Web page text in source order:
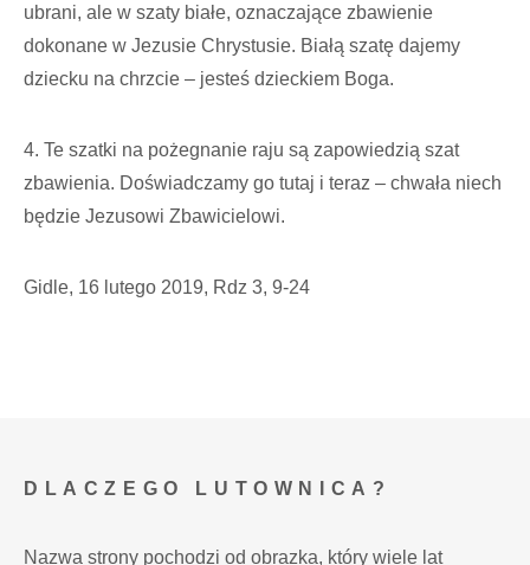
ubrani, ale w szaty białe, oznaczające zbawienie
dokonane w Jezusie Chrystusie. Białą szatę dajemy
dziecku na chrzcie – jesteś dzieckiem Boga.
4. Te szatki na pożegnanie raju są zapowiedzią szat
zbawienia. Doświadczamy go tutaj i teraz – chwała niech
będzie Jezusowi Zbawicielowi.
Gidle, 16 lutego 2019, Rdz 3, 9-24
DLACZEGO LUTOWNICA?
Nazwa strony pochodzi od obrazka, który wiele lat